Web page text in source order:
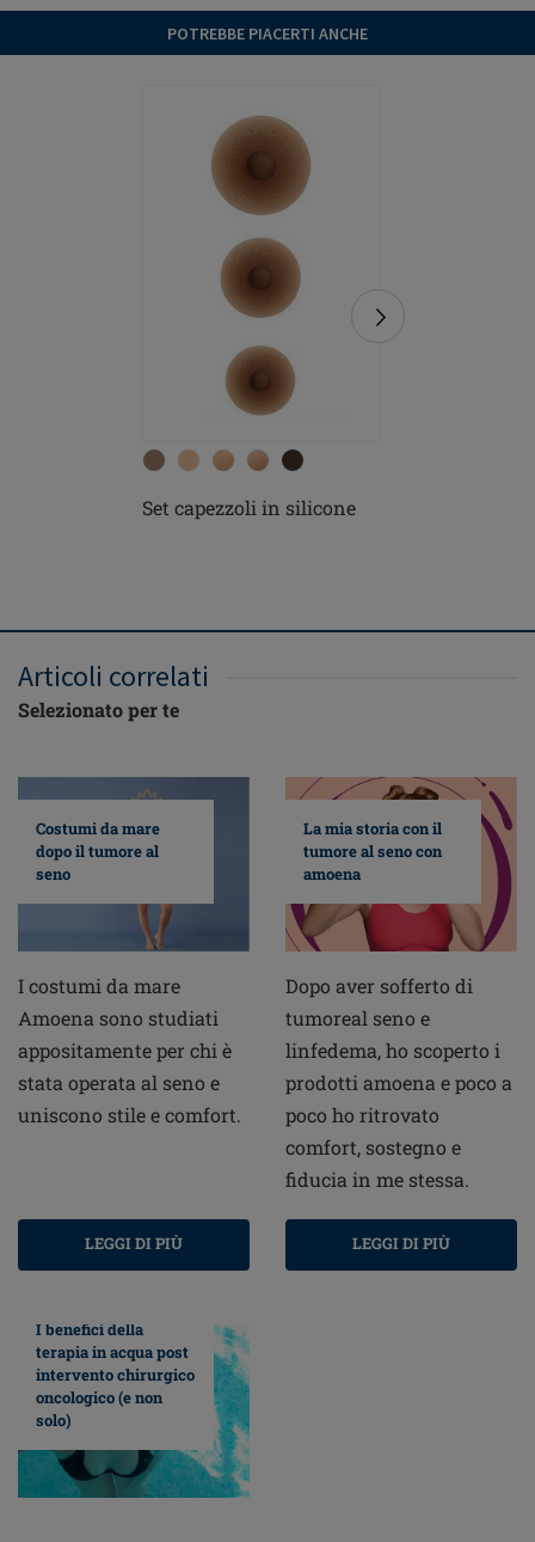
POTREBBE PIACERTI ANCHE
Set capezzoli in silicone
Articoli correlati
Selezionato per te
Costumi da mare
dopo il tumore al
seno
I costumi da mare
Amoena sono studiati
appositamente per chi è
stata operata al seno e
uniscono stile e comfort.
LEGGI DI PIÙ
La mia storia con il
tumore al seno con
amoena
Dopo aver sofferto di
tumoreal seno e
linfedema, ho scoperto i
prodotti amoena e poco a
poco ho ritrovato
comfort, sostegno e
fiducia in me stessa.
LEGGI DI PIÙ
I benefici della
terapia in acqua post
intervento chirurgico
oncologico (e non
solo)